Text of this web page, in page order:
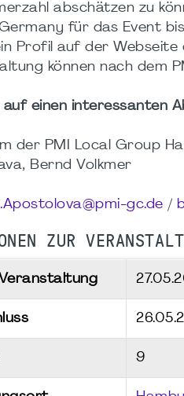
abschätzen zu
für das Event
Profil auf der
können nach dem
einen interessanten
der PMI Local Group
Bernd Volkmer
gc.de /
ZUR
9